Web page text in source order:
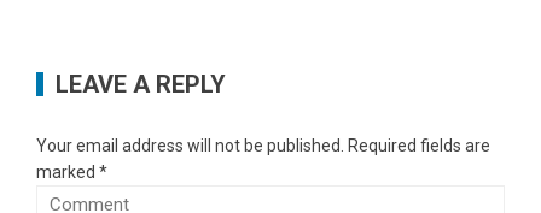
LEAVE A REPLY
Your email address will not be published.
Required fields are
marked *